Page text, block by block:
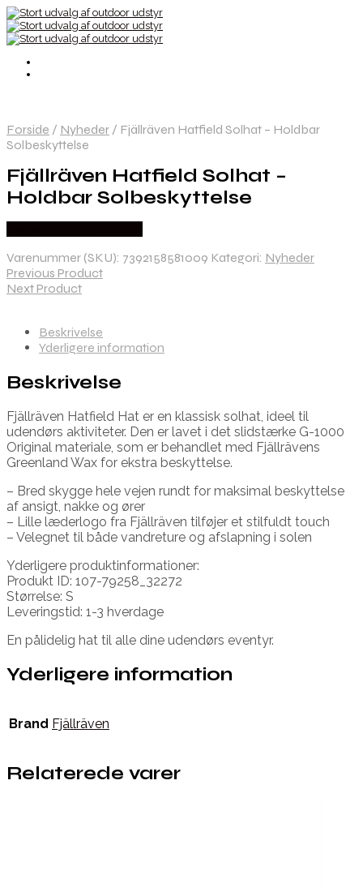
Forside / Nyheder / Fjällräven Hatfield Solhat – Holdbar
Solbeskyttelse
Fjällräven Hatfield Solhat –
Holdbar Solbeskyttelse
Varenummer (SKU): 7392158581009 Kategori: Nyheder
Previous Product
Next Product
Beskrivelse
Yderligere information
Beskrivelse
Fjällräven Hatfield Hat er en klassisk solhat, ideel til
udendørs aktiviteter. Den er lavet i det slidstærke G-1000
Original materiale, som er behandlet med Fjällrävens
Greenland Wax for ekstra beskyttelse.
– Bred skygge hele vejen rundt for maksimal beskyttelse
af ansigt, nakke og ører
– Lille læderlogo fra Fjällräven tilføjer et stilfuldt touch
– Velegnet til både vandreture og afslapning i solen
Yderligere produktinformationer:
Produkt ID: 107-79258_32272
Størrelse: S
Leveringstid: 1-3 hverdage
En pålidelig hat til alle dine udendørs eventyr.
Yderligere information
Brand Fjällräven
Relaterede varer